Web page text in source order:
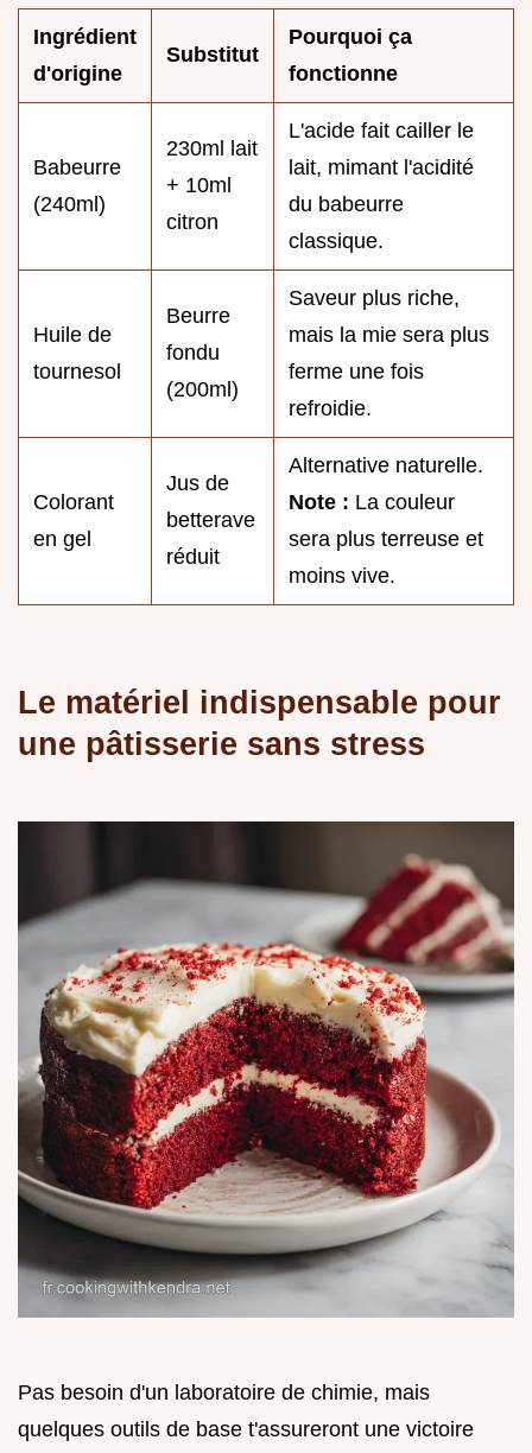
Ingrédient
d'origine
Substitut
Pourquoi ça
fonctionne
Babeurre
(240ml)
230ml lait
+ 10ml
citron
L'acide fait cailler le
lait, mimant l'acidité
du babeurre
classique.
Huile de
tournesol
Beurre
fondu
(200ml)
Saveur plus riche,
mais la mie sera plus
ferme une fois
refroidie.
Colorant
en gel
Jus de
betterave
réduit
Alternative naturelle.
Note : La couleur
sera plus terreuse et
moins vive.
Le matériel indispensable pour
une pâtisserie sans stress
Pas besoin d'un laboratoire de chimie, mais
quelques outils de base t'assureront une victoire